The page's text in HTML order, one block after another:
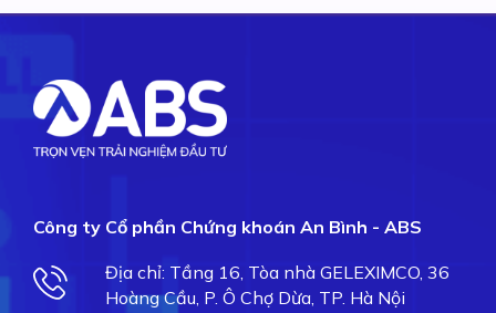
Công ty Cổ phần Chứng khoán An Bình - ABS
Địa chỉ: Tầng 16, Tòa nhà GELEXIMCO, 36
Hoàng Cầu, P. Ô Chợ Dừa, TP. Hà Nội